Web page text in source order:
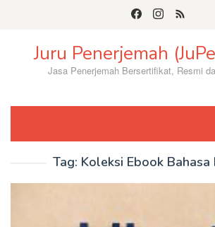
Juru Penerjemah
Jasa Penerjemah Bersertifikat, Resmi
Tag: Koleksi Ebook Bahasa